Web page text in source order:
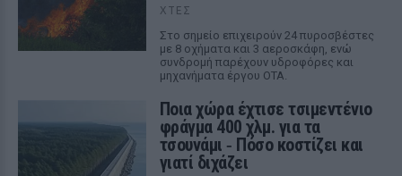
ΧΤΕΣ
Στο σημείο επιχειρούν 24 πυροσβέστες
με 8 οχήματα και 3 αεροσκάφη, ενώ
συνδρομή παρέχουν υδροφόρες και
μηχανήματα έργου ΟΤΑ.
Ποια χώρα έχτισε τσιμεντένιο
φράγμα 400 χλμ. για τα
τσουνάμι ‑ Πόσο κοστίζει και
γιατί διχάζει